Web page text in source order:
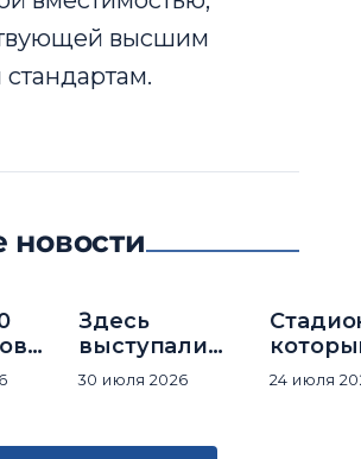
высшим
новости
Здесь
выступали
мировые
30 июля 2026 24 июля